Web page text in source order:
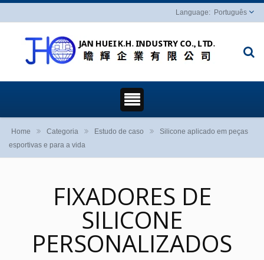
Português
Home Categoria Estudo de caso
Silicone aplicado em peças
esportivas e para a vida
FIXADORES DE
SILICONE
PERSONALIZADOS